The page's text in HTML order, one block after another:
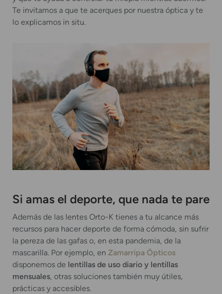
Te invitamos a que te acerques por nuestra óptica y te
lo explicamos in situ.
Si amas el deporte, que nada te pare
Además de las lentes Orto-K tienes a tu alcance más
recursos para hacer deporte de forma cómoda, sin sufrir
la pereza de las gafas o, en esta pandemia, de la
mascarilla. Por ejemplo, en Zamarripa Ópticos
disponemos de lentillas de uso diario y lentillas
mensuales, otras soluciones también muy útiles,
prácticas y accesibles.